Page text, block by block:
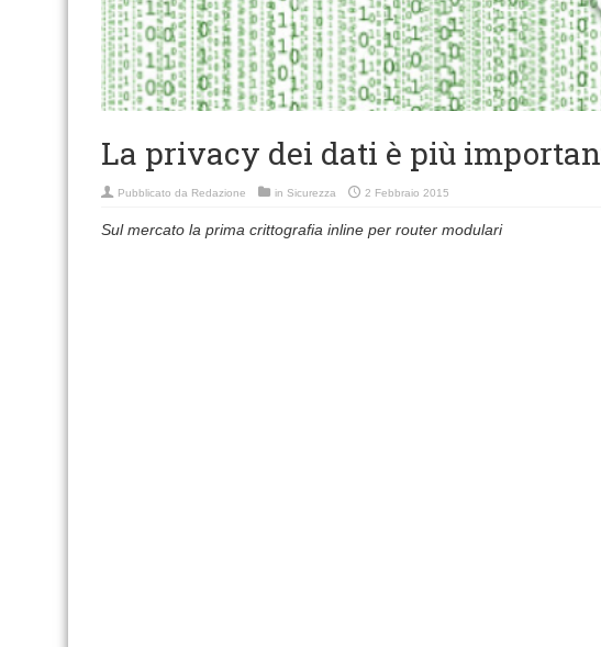
La privacy dei dati è più
Pubblicato da Redazione in Sicurezza 2 Febbraio 2015
Sul mercato la prima crittografia inline per router modulari